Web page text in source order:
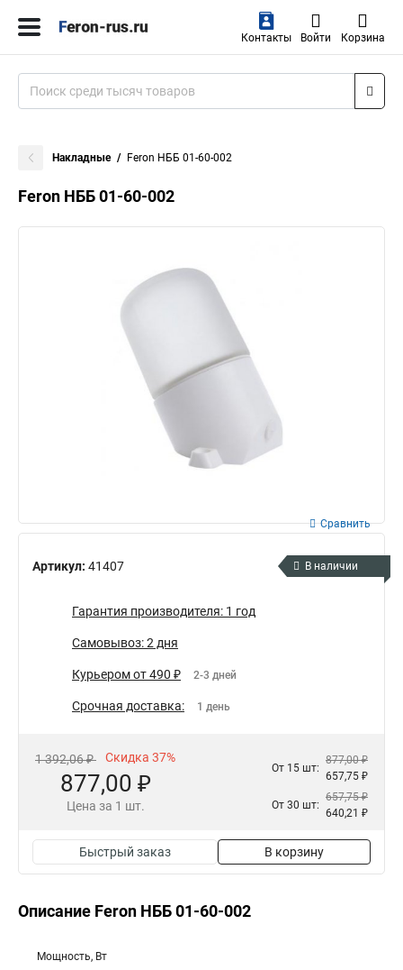
Контакты Войти Корзина
Накладные Feron НББ 01-60-002
Feron НББ 01-60-002
Артикул: 41407
Сравнить
В наличии
Гарантия производителя: 1 год
Самовывоз: 2 дня
Курьером от 490 ₽ 2-3 дней
Срочная доставка: 1 день
1 392,06 ₽ Скидка 37%
877,00 ₽
Цена за 1 шт.
От 15 шт:
877,00 ₽
657,75 ₽
От 30 шт:
657,75 ₽
640,21 ₽
Быстрый заказ В корзину
Описание Feron НББ 01-60-002
Мощность, Вт